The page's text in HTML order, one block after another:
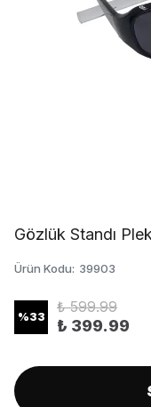
Gözlük Standı
Ürün Kodu: 39903
%33
₺ 599.99
₺ 399.99